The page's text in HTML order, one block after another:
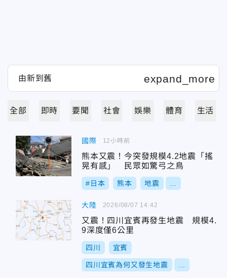
全部 即時 要聞 社會 娛樂 體育 生活
國際
熊本又震！今突發規模4.2地震「搖
晃有感」 民眾如驚弓之鳥
#日本 熊本 地震
12小時前
大陸
又震！四川宜賓再發生地震 規模4.
9深度僅6公里
四川 宜賓
四川宜賓為何又發生地震
2026/08/07 14:42